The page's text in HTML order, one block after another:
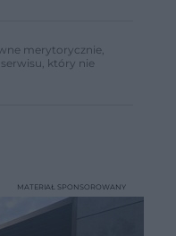
merytorycznie,
który nie
MATERIAŁ SPONSOROWANY